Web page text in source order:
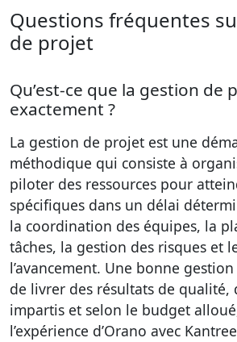
Questions fréquentes
de projet
Qu’est-ce que la gestion de
exactement ?
La gestion de projet est une
méthodique qui consiste à
piloter des ressources pour
spécifiques dans un délai
la coordination des équipes, la
tâches, la gestion des risques et
l’avancement. Une bonne
de livrer des résultats de qualité,
impartis et selon le budget
l’expérience d’Orano avec